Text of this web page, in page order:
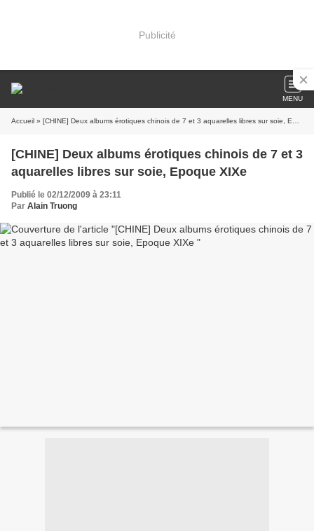
Publicité
MENU
Accueil » [CHINE] Deux albums érotiques chinois de 7 et 3 aquarelles libres sur soie, Epoque XIXe
[CHINE] Deux albums érotiques chinois de 7 et 3
aquarelles libres sur soie, Epoque XIXe
Publié le 02/12/2009 à 23:11
Par Alain Truong